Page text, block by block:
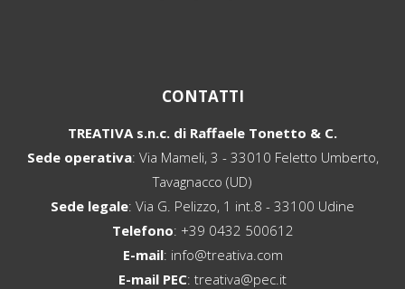
CONTATTI
TREATIVA s.n.c. di Raffaele Tonetto & C.
Sede operativa: Via Mameli, 3 - 33010 Feletto Umberto,
Tavagnacco (UD)
Sede legale: Via G. Pelizzo, 1 int.8 - 33100 Udine
Telefono: +39 0432 500612
E-mail: info@treativa.com
E-mail PEC: treativa@pec.it